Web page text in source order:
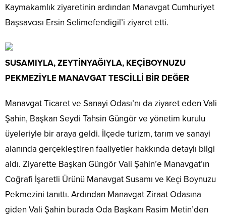
Kaymakamlık ziyaretinin ardından Manavgat Cumhuriyet
Başsavcısı Ersin Selimefendigil’i ziyaret etti.
SUSAMIYLA, ZEYTİNYAĞIYLA, KEÇİBOYNUZU
PEKMEZİYLE MANAVGAT TESCİLLİ BİR DEĞER
Manavgat Ticaret ve Sanayi Odası’nı da ziyaret eden Vali
Şahin, Başkan Seydi Tahsin Güngör ve yönetim kurulu
üyeleriyle bir araya geldi. İlçede turizm, tarım ve sanayi
alanında gerçekleştiren faaliyetler hakkında detaylı bilgi
aldı. Ziyarette Başkan Güngör Vali Şahin’e Manavgat’ın
Coğrafi İşaretli Ürünü Manavgat Susamı ve Keçi Boynuzu
Pekmezini tanıttı. Ardından Manavgat Ziraat Odasına
giden Vali Şahin burada Oda Başkanı Rasim Metin’den